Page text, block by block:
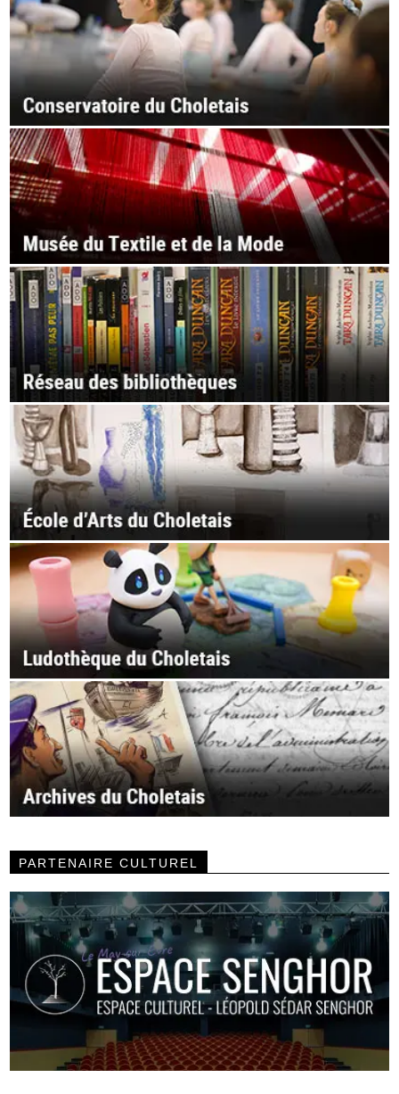
PARTENAIRE CULTUREL